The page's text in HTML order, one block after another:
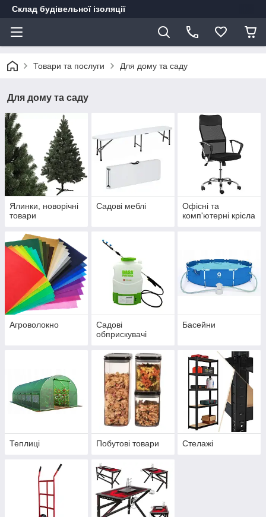
Склад будівельної ізоляції
Товари та послуги Для дому та саду
Для дому та саду
Ялинки, новорічні
товари
Садові меблі
Офісні та
комп'ютерні крісла
Агроволокно
Садові
обприскувачі
Басейни
Теплиці Побутові товари Стелажі